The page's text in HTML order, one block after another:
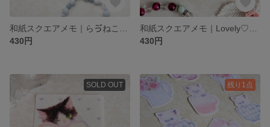
430円
430円
SOLD OUT 残り1点